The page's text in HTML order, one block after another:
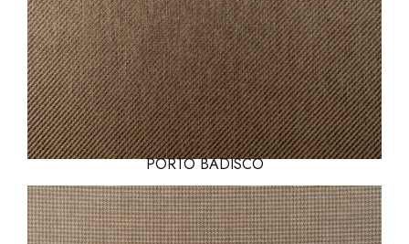
PORTO BADISCO